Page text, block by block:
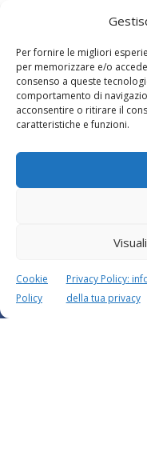
Per fornire le migliori
per memorizzare e/o
consenso a queste
comportamento di
acconsentire o ritirare il
caratteristiche e funzioni.
Cookie
Policy
Privacy Policy:
della tua privacy
Vaccini
Festa della